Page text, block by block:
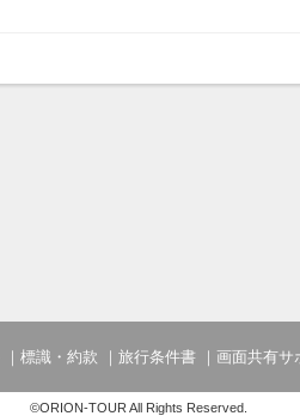
夏はトレッキング、冬
標識・約款 旅行条件書 画面共有サ
©ORION-TOUR All Rights Reserved.